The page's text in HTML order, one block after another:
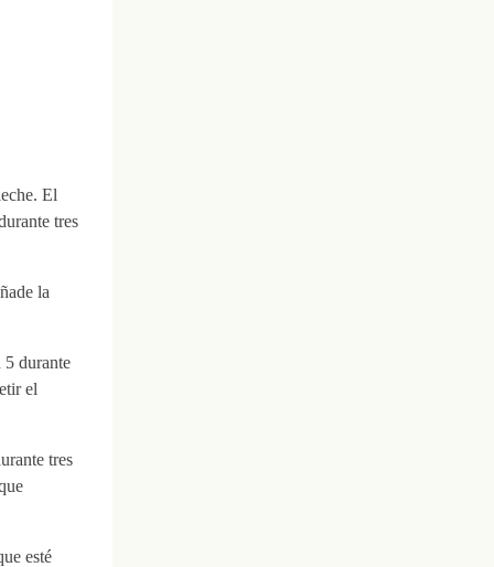
El
tres
la
5 durante
el
tres
esté